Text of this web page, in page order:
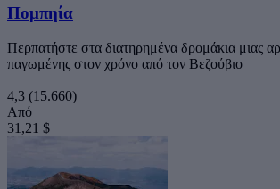
Πομπηία
Περπατήστε στα διατηρημένα δρομάκια μιας
παγωμένης στον χρόνο από τον Βεζούβιο
4,3 (15.660)
Από
31,21 $